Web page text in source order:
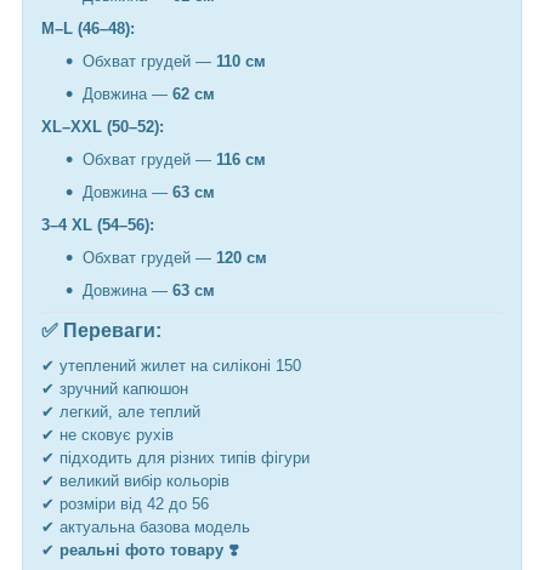
M–L (46–48):
Обхват грудей — 110 см
Довжина — 62 см
XL–XXL (50–52):
Обхват грудей — 116 см
Довжина — 63 см
3–4 XL (54–56):
Обхват грудей — 120 см
Довжина — 63 см
✅ Переваги:
✔ утеплений жилет на силіконі 150
✔ зручний капюшон
✔ легкий, але теплий
✔ не сковує рухів
✔ підходить для різних типів фігури
✔ великий вибір кольорів
✔ розміри від 42 до 56
✔ актуальна базова модель
✔ реальні фото товару ❣️